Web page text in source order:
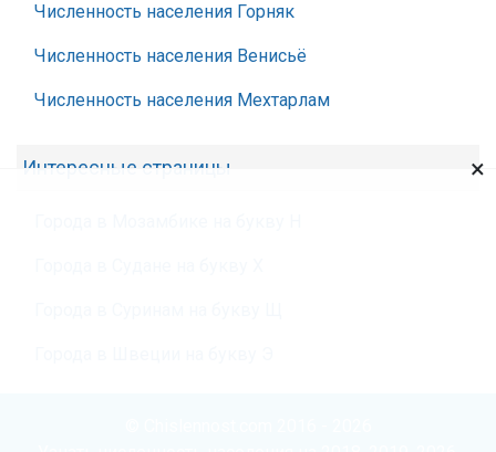
Численность населения Горняк
Численность населения Венисьё
Численность населения Мехтарлам
Интересные страницы ×